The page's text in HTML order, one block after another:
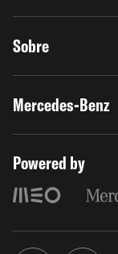
Sobre
Mercedes-Benz
Powered by